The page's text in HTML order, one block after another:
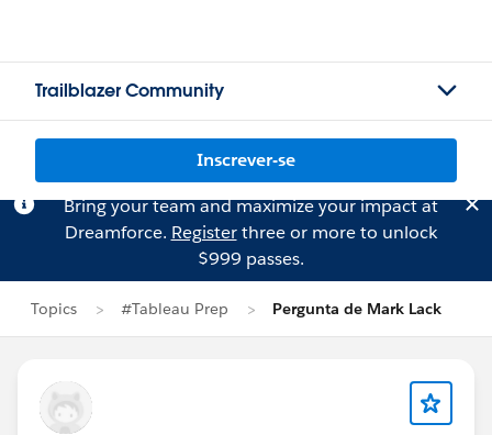
Trailblazer Community
Inscrever-se
Bring your team and maximize your impact at
Dreamforce. Registerthree or more to unlock
$999 passes.
Topics #Tableau Prep Pergunta de Mark Lack